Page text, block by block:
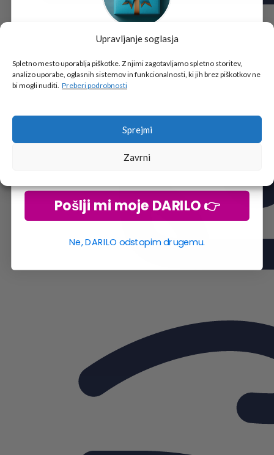
Upravljanje soglasja
Spletno mesto uporablja piškotke. Z njimi zagotavljamo spletno storitev,
analizo uporabe, oglasnih sistemov in funkcionalnosti, ki jih brez piškotkov ne
bi mogli nuditi. Preberi podrobnosti
Sprejmi
Zavrni
Tukaj je!
🎁 DARILO
Vpiši podatke za prejem darila
Pošlji mi moje DARILO 👉
Ne, DARILO odstopim drugemu.